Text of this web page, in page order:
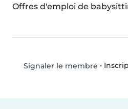
Offres d'emploi de
Signaler le membre •